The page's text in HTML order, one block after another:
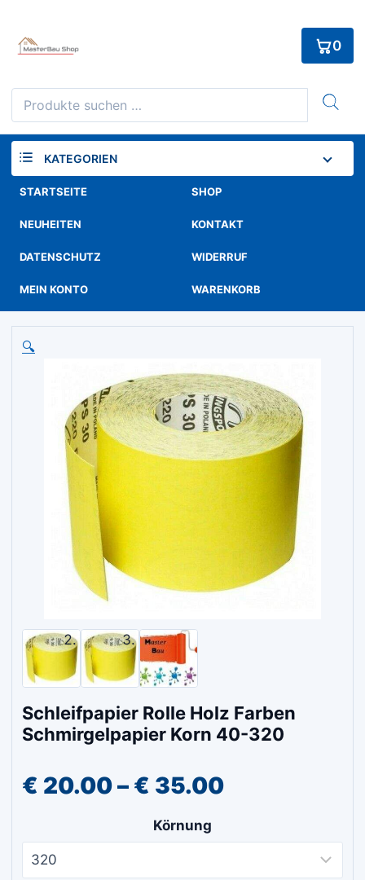
content
Suchen
nach:
0
KATEGORIEN
STARTSEITE SHOP
NEUHEITEN KONTAKT
DATENSCHUTZ WIDERRUF
MEIN KONTO WARENKORB
🔍
Schleifpapier Rolle Holz Farben
Schmirgelpapier Korn 40-320
€ 20.00– € 35.00
Körnung